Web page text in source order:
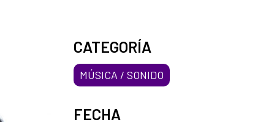
CATEGORÍA
MÚSICA / SONIDO
FECHA